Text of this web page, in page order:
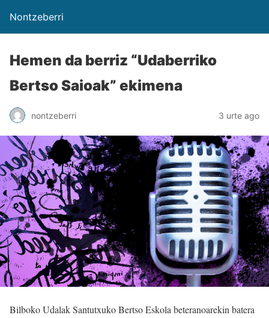
Nontzeberri
Hemen da berriz “Udaberriko
Bertso Saioak” ekimena
nontzeberri 3 urte ago
Bilboko Udalak Santutxuko Bertso Eskola beteranoarekin batera